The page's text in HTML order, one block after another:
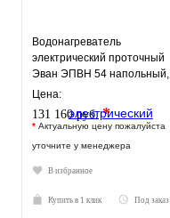
Водонагреватель
электрический проточный
Эван ЭПВН 54 напольный,
ТЭН 54 кВт.
Цена:
131 160 руб.*
* Актуальную цену пожалуйста
уточните у менеджера
В избранное
Купить в 1 клик Под заказ